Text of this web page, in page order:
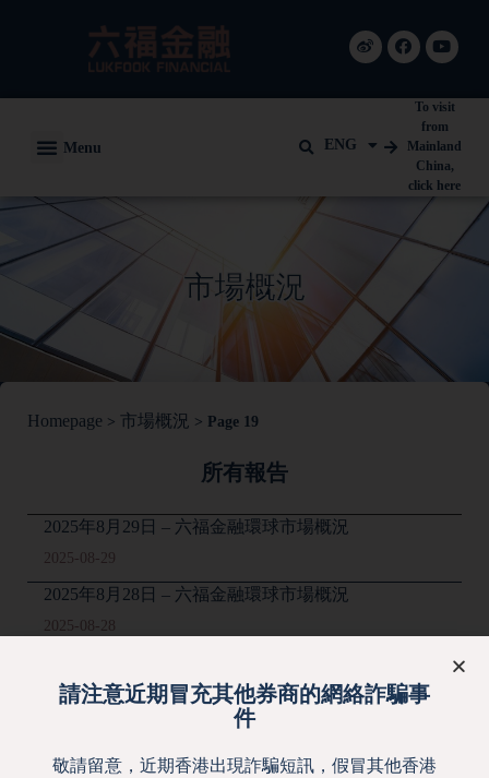
Menu ENG
To visit
from
Mainland
China,
click here
市場概況
Homepage > 市場概況 > Page 19
所有報告
2025年8月29日 – 六福金融環球市場概況
2025-08-29
2025年8月28日 – 六福金融環球市場概況
2025-08-28
28,000點
2025年8月27日 – 六福金融環球市場概況
請注意近期冒充其他券商的網絡詐騙事
件
敬請留意，近期香港出現詐騙短訊，假冒其他香港